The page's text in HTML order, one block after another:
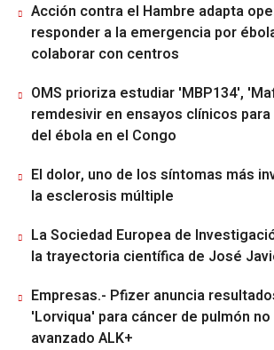
Acción contra el Hambre adapta
responder a la emergencia por
colaborar con centros
OMS prioriza estudiar 'MBP134',
remdesivir en ensayos clínicos
del ébola en el Congo
El dolor, uno de los síntomas más
la esclerosis múltiple
La Sociedad Europea de
la trayectoria científica de José
Empresas.- Pfizer anuncia
'Lorviqua' para cáncer de pulmón
avanzado ALK+